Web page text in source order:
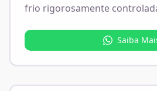
frio rigorosamente
Saiba